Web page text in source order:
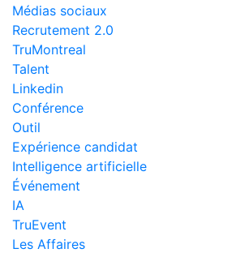
Médias sociaux
Recrutement 2.0
TruMontreal
Talent
Linkedin
Conférence
Outil
Expérience candidat
Intelligence artificielle
Événement
IA
TruEvent
Les Affaires